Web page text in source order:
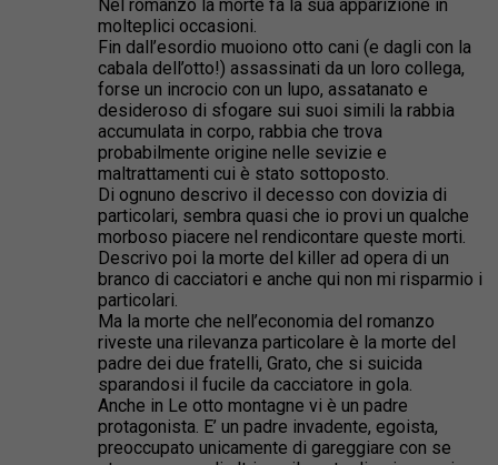
Nel romanzo la morte fa la sua apparizione in
molteplici occasioni.
Fin dall’esordio muoiono otto cani (e dagli con la
cabala dell’otto!) assassinati da un loro collega,
forse un incrocio con un lupo, assatanato e
desideroso di sfogare sui suoi simili la rabbia
accumulata in corpo, rabbia che trova
probabilmente origine nelle sevizie e
maltrattamenti cui è stato sottoposto.
Di ognuno descrivo il decesso con dovizia di
particolari, sembra quasi che io provi un qualche
morboso piacere nel rendicontare queste morti.
Descrivo poi la morte del killer ad opera di un
branco di cacciatori e anche qui non mi risparmio i
particolari.
Ma la morte che nell’economia del romanzo
riveste una rilevanza particolare è la morte del
padre dei due fratelli, Grato, che si suicida
sparandosi il fucile da cacciatore in gola.
Anche in Le otto montagne vi è un padre
protagonista. E’ un padre invadente, egoista,
preoccupato unicamente di gareggiare con se